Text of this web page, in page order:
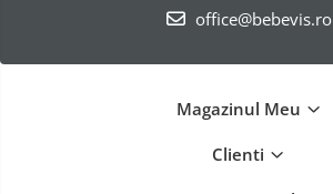
office@bebevis.ro
Magazinul Meu
Clienti